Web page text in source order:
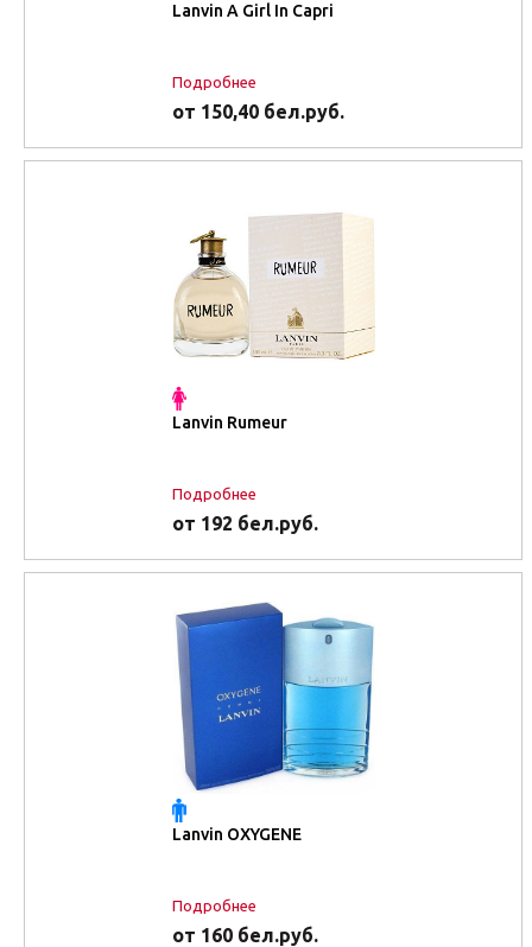
Lanvin A Girl In Capri
Подробнее
от 150,40 бел.руб.
Lanvin Rumeur
Подробнее
от 192 бел.руб.
Lanvin OXYGENE
Подробнее
от 160 бел.руб.